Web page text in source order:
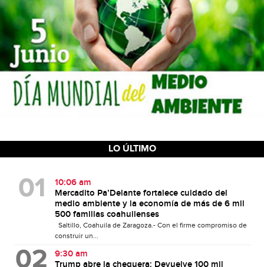
LO ÚLTIMO
10:06 am
Mercadito Pa’Delante fortalece cuidado del
medio ambiente y la economía de más de 6 mil
500 familias coahuilenses
Saltillo, Coahuila de Zaragoza.- Con el firme compromiso de
construir un...
9:30 am
Trump abre la chequera: Devuelve 100 mil